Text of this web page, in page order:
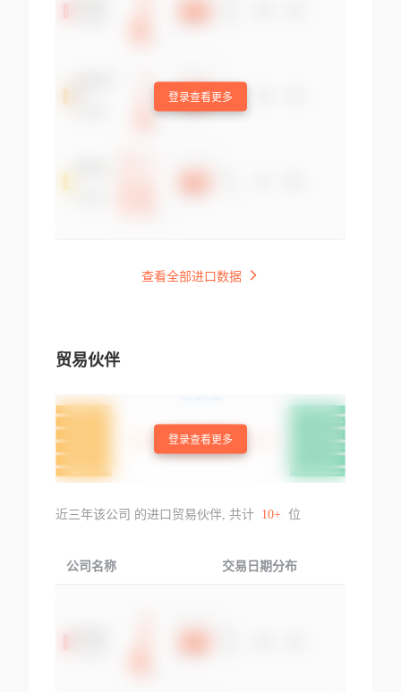
登录查看更多
查看全部进口数据
贸易伙伴
登录查看更多
近三年该公司 的进口贸易伙伴, 共计 10+ 位
公司名称 交易日期分布